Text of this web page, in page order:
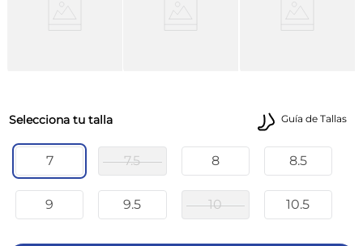
Guía de Tallas
talla
10 10.5
7 7.5 8 8.5
9 9.5